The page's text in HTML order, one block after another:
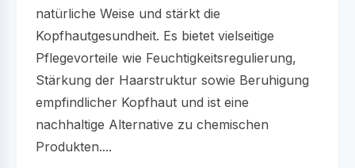
natürliche Weise und stärkt die
Kopfhautgesundheit. Es bietet vielseitige
Pflegevorteile wie Feuchtigkeitsregulierung,
Stärkung der Haarstruktur sowie Beruhigung
empfindlicher Kopfhaut und ist eine
nachhaltige Alternative zu chemischen
Produkten....